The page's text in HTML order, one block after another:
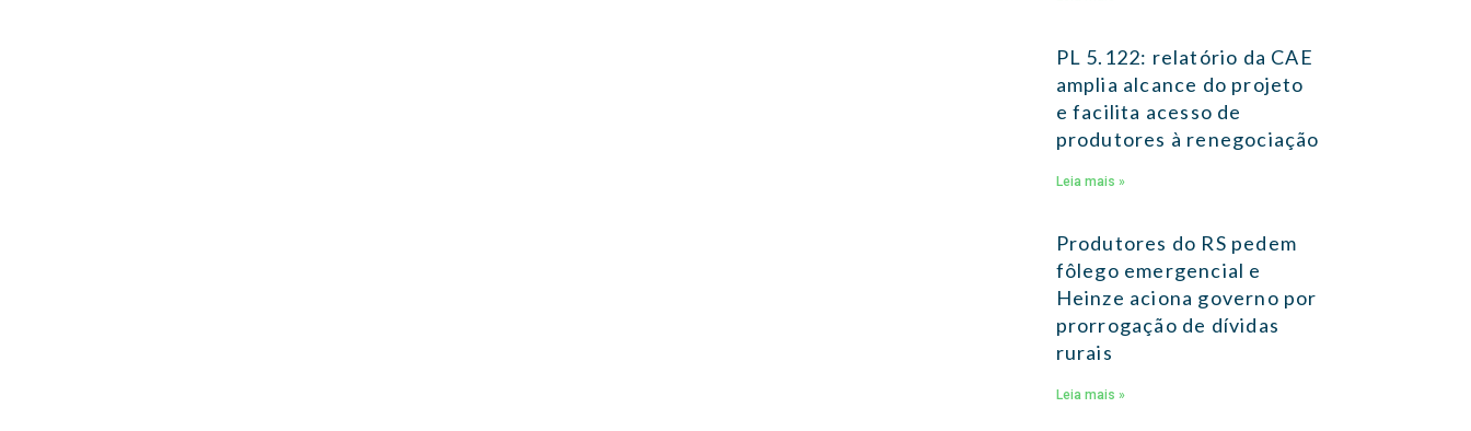
PL 5.122: relatório da CAE
amplia alcance do projeto
e facilita acesso de
produtores à renegociação
Leia mais »
Produtores do RS pedem
fôlego emergencial e
Heinze aciona governo por
prorrogação de dívidas
rurais
Leia mais »